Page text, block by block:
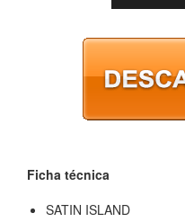
Ficha técnica
SATIN ISLAND